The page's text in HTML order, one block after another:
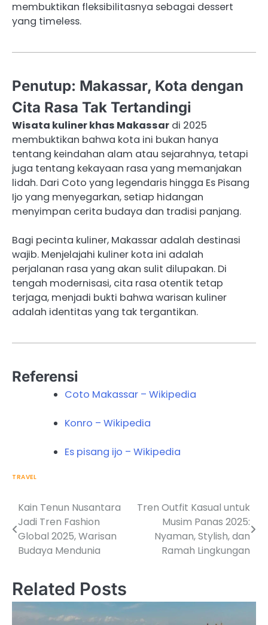
membuktikan fleksibilitasnya sebagai dessert
yang timeless.
Penutup: Makassar, Kota dengan
Cita Rasa Tak Tertandingi
Wisata kuliner khas Makassar di 2025
membuktikan bahwa kota ini bukan hanya
tentang keindahan alam atau sejarahnya, tetapi
juga tentang kekayaan rasa yang memanjakan
lidah. Dari Coto yang legendaris hingga Es Pisang
Ijo yang menyegarkan, setiap hidangan
menyimpan cerita budaya dan tradisi panjang.
Bagi pecinta kuliner, Makassar adalah destinasi
wajib. Menjelajahi kuliner kota ini adalah
perjalanan rasa yang akan sulit dilupakan. Di
tengah modernisasi, cita rasa otentik tetap
terjaga, menjadi bukti bahwa warisan kuliner
adalah identitas yang tak tergantikan.
Referensi
Coto Makassar – Wikipedia
Konro – Wikipedia
Es pisang ijo – Wikipedia
TRAVEL
Post
navigation
Kain Tenun Nusantara
Jadi Tren Fashion
Global 2025, Warisan
Budaya Mendunia
Tren Outfit Kasual untuk
Musim Panas 2025:
Nyaman, Stylish, dan
Ramah Lingkungan
Related Posts